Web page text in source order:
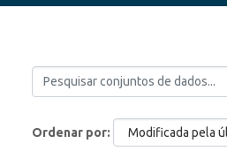
Ordenar por